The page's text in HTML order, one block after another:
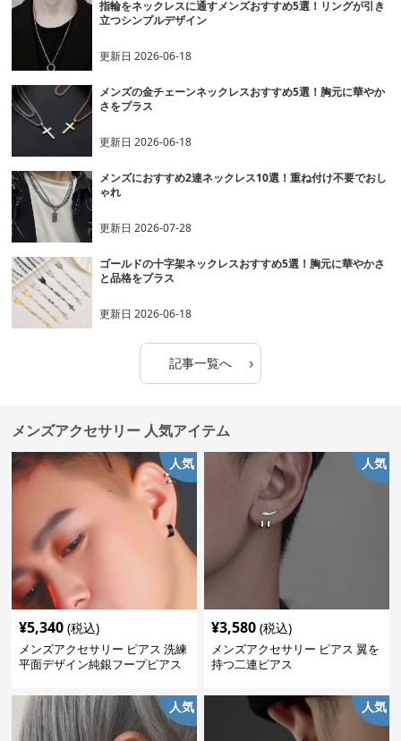
指輪をネックレスに通すメンズおすすめ5選！リングが引き
立つシンプルデザイン
更新日2026-06-18
メンズの金チェーンネックレスおすすめ5選！胸元に華やか
さをプラス
更新日2026-06-18
メンズにおすすめ2連ネックレス10選！重ね付け不要でおし
ゃれ
更新日2026-07-28
ゴールドの十字架ネックレスおすすめ5選！胸元に華やかさ
と品格をプラス
更新日2026-06-18
記事一覧へ ›
メンズアクセサリー 人気アイテム
人気
¥5,340 (税込)
メンズアクセサリー ピアス 洗練
平面デザイン純銀フープピアス
人気
¥3,580 (税込)
メンズアクセサリー ピアス 翼を
持つ二連ピアス
人気 人気